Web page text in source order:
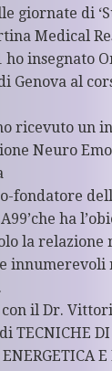
giornate di
Medical
insegnato
Genova al
ricevuto un
Neuro
fondatore
ha
la relazione
il Dr.
TECNICHE DI